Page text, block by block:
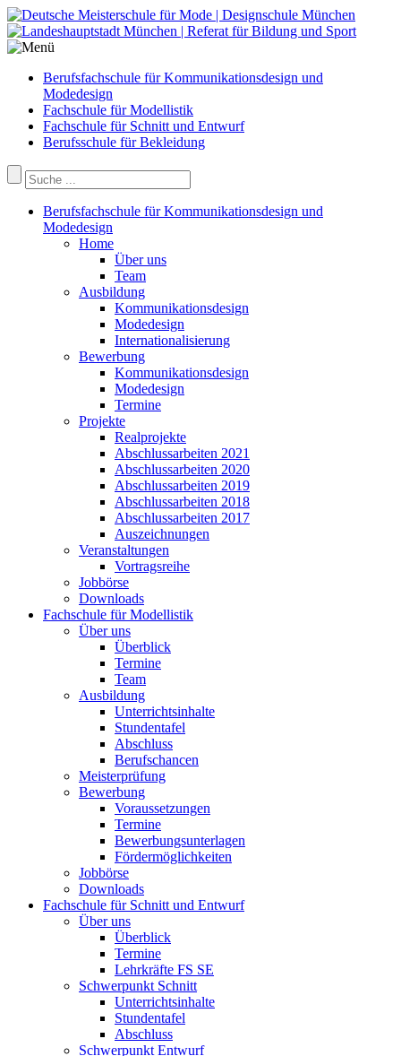
Berufsfachschule für Kommunikationsdesign und
Modedesign
Fachschule für Modellistik
Fachschule für Schnitt und Entwurf
Berufsschule für Bekleidung
Berufsfachschule für Kommunikationsdesign und
Modedesign
Home
Über uns
Team
Ausbildung
Kommunikationsdesign
Modedesign
Internationalisierung
Bewerbung
Kommunikationsdesign
Modedesign
Termine
Projekte
Realprojekte
Abschlussarbeiten 2021
Abschlussarbeiten 2020
Abschlussarbeiten 2019
Abschlussarbeiten 2018
Abschlussarbeiten 2017
Auszeichnungen
Veranstaltungen
Vortragsreihe
Jobbörse
Downloads
Fachschule für Modellistik
Über uns
Überblick
Termine
Team
Ausbildung
Unterrichtsinhalte
Stundentafel
Abschluss
Berufschancen
Meisterprüfung
Bewerbung
Voraussetzungen
Termine
Bewerbungsunterlagen
Fördermöglichkeiten
Jobbörse
Downloads
Fachschule für Schnitt und Entwurf
Über uns
Überblick
Termine
Lehrkräfte FS SE
Schwerpunkt Schnitt
Unterrichtsinhalte
Stundentafel
Abschluss
Schwerpunkt Entwurf